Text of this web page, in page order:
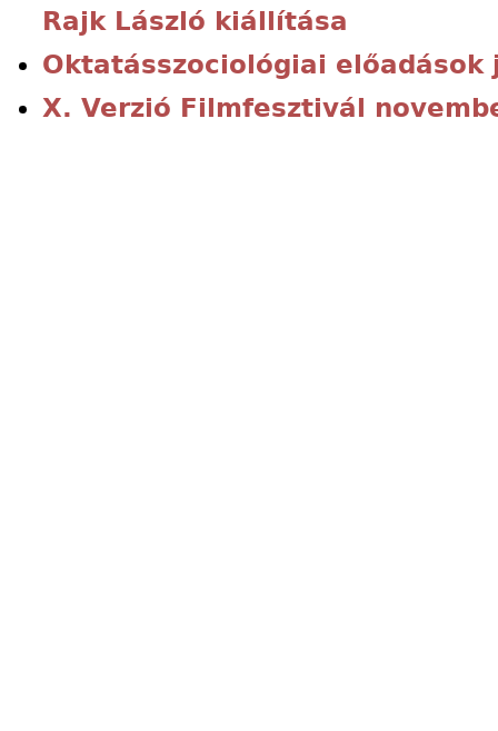
Rajk László kiállítása
Oktatásszociológiai előadások
X. Verzió Filmfesztivál